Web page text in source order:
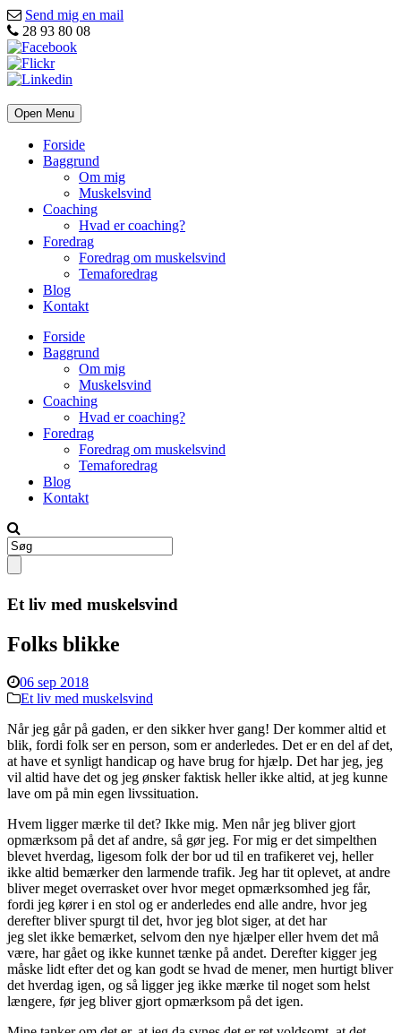
Send mig en mail
28 93 80 08
Open Menu
Forside
Baggrund
Om mig
Muskelsvind
Coaching
Hvad er coaching?
Foredrag
Foredrag om muskelsvind
Temaforedrag
Blog
Kontakt
Forside
Baggrund
Om mig
Muskelsvind
Coaching
Hvad er coaching?
Foredrag
Foredrag om muskelsvind
Temaforedrag
Blog
Kontakt
Et liv med muskelsvind
Folks blikke
06 sep 2018
Et liv med muskelsvind
Når jeg går på gaden, er den sikker hver gang! Der kommer altid et
blik, fordi folk ser en person, som er anderledes. Det er en del af det,
at have et synligt handicap og have brug for hjælp. Det har jeg, jeg
vil altid have det og jeg ønsker faktisk heller ikke altid, at jeg kunne
lave om på min egen livssituation.
Hvem ligger mærke til det? Ikke mig. Men når jeg bliver gjort
opmærksom på det af andre, så gør jeg. For mig er det simpelthen
blevet hverdag, ligesom folk der bor ud til en trafikeret vej, heller
ikke altid bemærker den larmende trafik. Jeg har tit oplevet, at andre
bliver meget overrasket over hvor meget opmærksomhed jeg får,
fordi jeg kører i en stol og er anderledes end alle andre, hvor jeg
derefter bliver spurgt til det, hvor jeg blot siger, at det har
jeg slet ikke bemærket, selvom den nye hjælper eller hvem det må
være, har gået og ikke kunnet tænke på andet. Derefter kigger jeg
måske lidt efter det og kan godt se hvad de mener, men hurtigt bliver
det hverdag igen, og så ligger jeg ikke mærke til noget som helst
længere, før jeg bliver gjort opmærksom på det igen.